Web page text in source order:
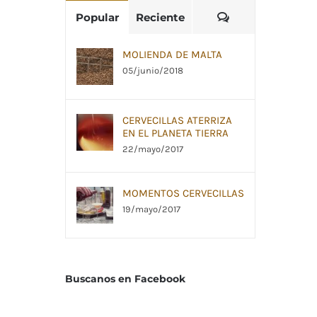
Popular Reciente Comentarios
MOLIENDA DE MALTA
05/junio/2018
CERVECILLAS ATERRIZA
EN EL PLANETA TIERRA
22/mayo/2017
MOMENTOS CERVECILLAS
19/mayo/2017
Buscanos en Facebook